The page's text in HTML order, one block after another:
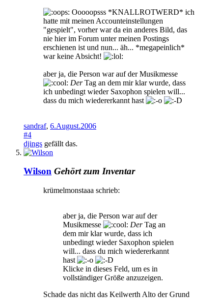
Ooooopsss *KNALLROTWERD* ich
hatte mit meinen Accounteinstellungen
"gespielt", vorher war da ein anderes Bild, das
nie hier im Forum unter meinen Postings
erschienen ist und nun... äh... *megapeinlich*
war keine Absicht!
aber ja, die Person war auf der Musikmesse
DerTag an dem mir klar wurde, dass
ich unbedingt wieder Saxophon spielen will...
dass du mich wiedererkannt hast
sandraf, 6.August.2006
#4
djings gefällt das.
Wilson Gehört zum Inventar
krümelmonstaaa schrieb:
aber ja, die Person war auf der
Musikmesse
DerTag an
dem mir klar wurde, dass ich
unbedingt wieder Saxophon spielen
will... dass du mich wiedererkannt
hast
Klicke in dieses Feld, um es in
vollständiger Größe anzuzeigen.
Schade das nicht das Keilwerth Alto der Grund